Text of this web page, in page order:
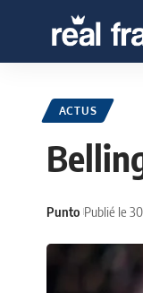
ACTUS
Punto Publié le